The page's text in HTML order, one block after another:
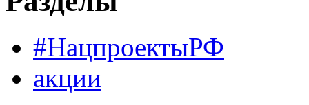
#НацпроектыРФ
акции